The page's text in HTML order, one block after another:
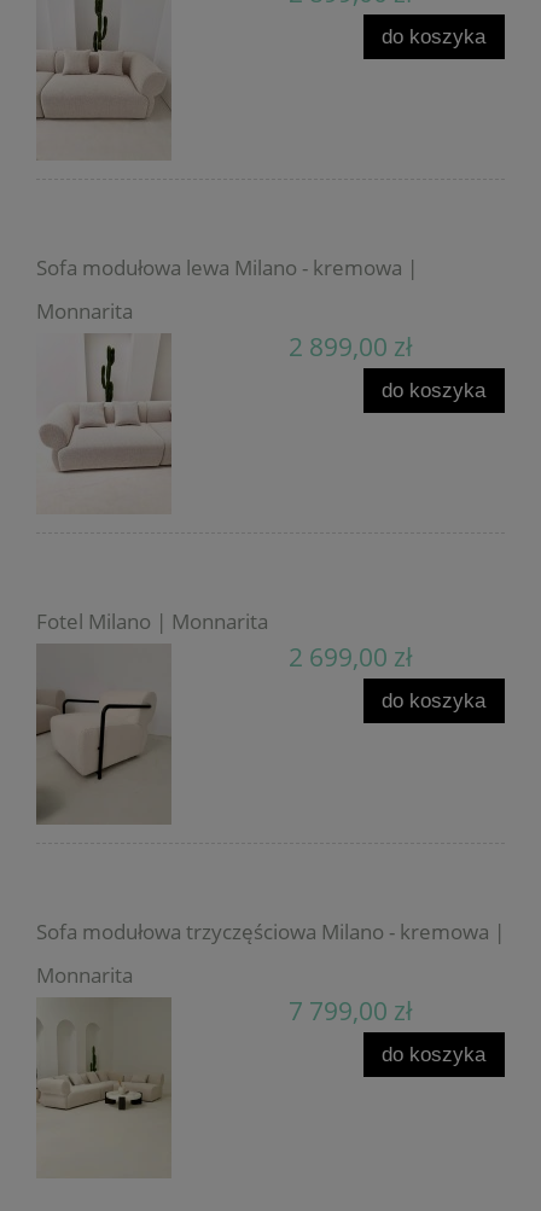
do koszyka
Sofa modułowa lewa Milano - kremowa |
Monnarita
2 899,00 zł
do koszyka
Fotel Milano | Monnarita
2 699,00 zł
do koszyka
Sofa modułowa trzyczęściowa Milano - kremowa |
Monnarita
7 799,00 zł
do koszyka